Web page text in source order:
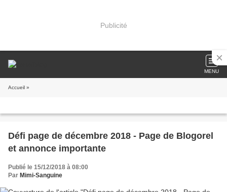
Publicité
MENU
Accueil »
Défi page de décembre 2018 - Page de Blogorel
et annonce importante
Publié le 15/12/2018 à 08:00
Par Mimi-Sanguine